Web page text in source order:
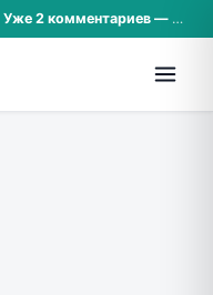
Уже 2 комментариев — возможно, ответ там!